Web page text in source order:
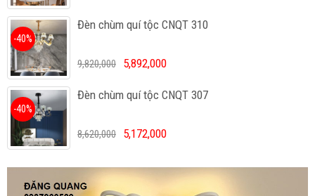
Đèn chùm quí tộc CNQT 310
-40%
9,820,000 5,892,000
Đèn chùm quí tộc CNQT 307
-40%
8,620,000 5,172,000